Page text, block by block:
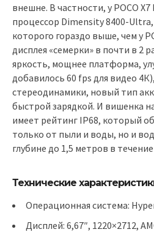
внешне. В частности, у POCO
процессор Dimensity 8400-
которого гораздо выше, чем у
дисплея «семерки» в почти в 2
яркость, мощнее платформа,
добавилось 60 fps для видео
стереодинамики, новый тип
быстрой зарядкой. И вишенка
имеет рейтинг IP68, который
только от пыли и воды, но и
глубине до 1,5 метров в
Технические
Операционная система:
Дисплей: 6,67″, 1220×2712,